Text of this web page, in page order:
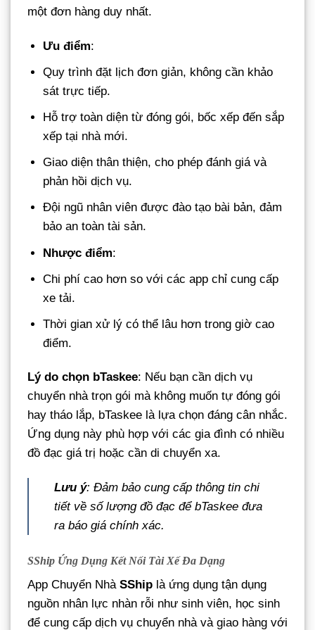
một đơn hàng duy nhất.
Ưu điểm:
Quy trình đặt lịch đơn giản, không cần khảo
sát trực tiếp.
Hỗ trợ toàn diện từ đóng gói, bốc xếp đến sắp
xếp tại nhà mới.
Giao diện thân thiện, cho phép đánh giá và
phản hồi dịch vụ.
Đội ngũ nhân viên được đào tạo bài bản, đảm
bảo an toàn tài sản.
Nhược điểm:
Chi phí cao hơn so với các app chỉ cung cấp
xe tải.
Thời gian xử lý có thể lâu hơn trong giờ cao
điểm.
Lý do chọn bTaskee: Nếu bạn cần dịch vụ
chuyển nhà trọn gói mà không muốn tự đóng gói
hay tháo lắp, bTaskee là lựa chọn đáng cân nhắc.
Ứng dụng này phù hợp với các gia đình có nhiều
đồ đạc giá trị hoặc cần di chuyển xa.
Lưu ý: Đảm bảo cung cấp thông tin chi
tiết về số lượng đồ đạc để bTaskee đưa
ra báo giá chính xác.
SShip Ứng Dụng Kết Nối Tài Xế Đa Dạng
App Chuyển Nhà SShip là ứng dụng tận dụng
nguồn nhân lực nhàn rỗi như sinh viên, học sinh
để cung cấp dịch vụ chuyển nhà và giao hàng với